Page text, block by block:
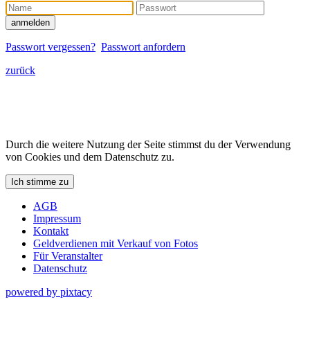
Name
Passwort
anmelden
Passwort vergessen? Passwort anfordern
zurück
Durch die weitere Nutzung der Seite stimmst du der Verwendung
von Cookies und dem Datenschutz zu.
Ich stimme zu
AGB
Impressum
Kontakt
Geldverdienen mit Verkauf von Fotos
Für Veranstalter
Datenschutz
powered by pixtacy